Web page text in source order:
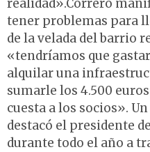
realidad».Correro
tener problemas para
de la velada del barrio
«tendríamos que
alquilar una
sumarle los 4.500
cuesta a los socios».
destacó el presidente
durante todo el año a